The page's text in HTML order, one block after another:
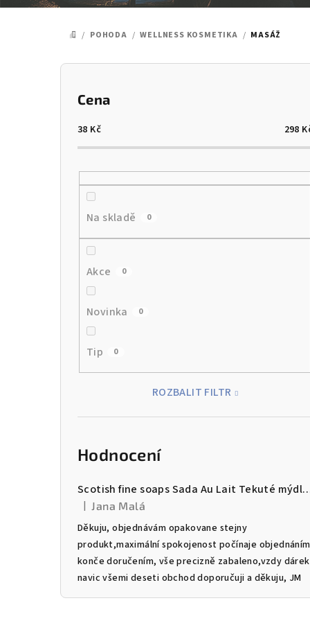
DOMŮ
/ POHODA / WELLNESS KOSMETIKA / MASÁŽ
P
Cena
38 Kč 298
Na skladě 0
Akce 0
Novinka 0
Tip 0
ROZBALIT FILTR
Hodnocení
Scotish fine soaps Sada Au Lait
Hodnocení produktu je 5 z 5 hvězdiček.
Jana Malá
Děkuju, objednávám opakovane stejny
produkt,maximální spokojenost počínaje objednáním
konče doručením, vše precizně zabaleno,vzdy dárek
navic všemi deseti obchod doporučuji a děkuju, JM